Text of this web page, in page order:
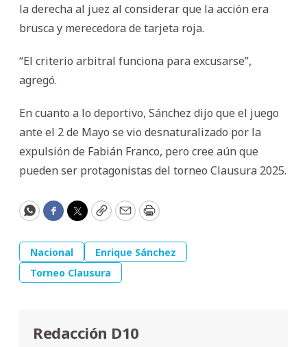
la derecha al juez al considerar que la acción era
brusca y merecedora de tarjeta roja.
“El criterio arbitral funciona para excusarse”,
agregó.
En cuanto a lo deportivo, Sánchez dijo que el juego
ante el 2 de Mayo se vio desnaturalizado por la
expulsión de Fabián Franco, pero cree aún que
pueden ser protagonistas del torneo Clausura 2025.
WhatsApp
Facebook
Twitter
CopyEmailPrint
Nacional
Enrique Sánchez
Torneo Clausura
Redacción D10